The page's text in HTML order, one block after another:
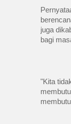
juga
bagi
"Kita